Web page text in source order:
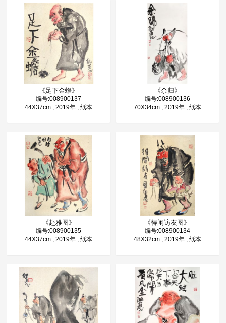
《足下金蟾》
编号:008900137
44X37cm , 2019年 , 纸本
《赴雅图》
编号:008900135
44X37cm , 2019年 , 纸本
《余归》
编号:008900136
70X34cm , 2019年 , 纸本
《得闲访友图》
编号:008900134
48X32cm , 2019年 , 纸本